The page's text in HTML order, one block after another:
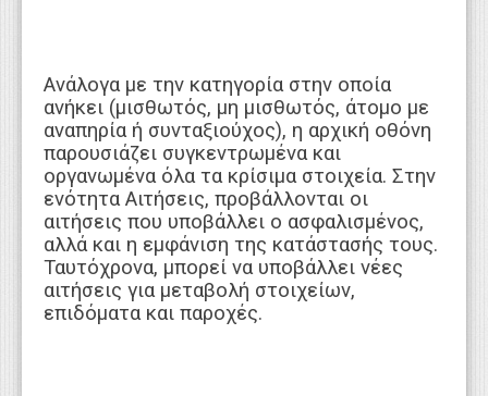
Ανάλογα με την κατηγορία στην οποία
ανήκει (μισθωτός, μη μισθωτός, άτομο με
αναπηρία ή συνταξιούχος), η αρχική οθόνη
παρουσιάζει συγκεντρωμένα και
οργανωμένα όλα τα κρίσιμα στοιχεία. Στην
ενότητα Αιτήσεις, προβάλλονται οι
αιτήσεις που υποβάλλει ο ασφαλισμένος,
αλλά και η εμφάνιση της κατάστασής τους.
Ταυτόχρονα, μπορεί να υποβάλλει νέες
αιτήσεις για μεταβολή στοιχείων,
επιδόματα και παροχές.